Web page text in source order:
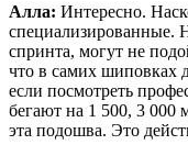
Алла: Интересно.
специализированные.
спринта, могут не
что в самих шиповках
если посмотреть
бегают на 1 500, 3 000
эта подошва. Это